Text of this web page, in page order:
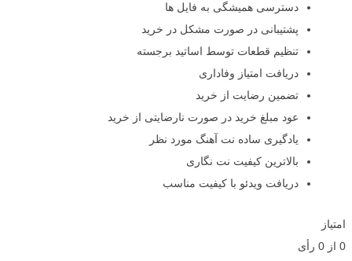
دسترسی همیشگی به فایل ها
پشتیبانی در صورت مشکل در خرید
تنظیم قطعات توسط اساتید برجسته
دریافت امتیاز وفاداری
تضمین رضایت از خرید
عود مبلغ خرید در صورت نارضایتی از خرید
یادگیری ساده نت آهنگ مورد نظر
بالاترین کیفیت نت نگاری
دریافت ویدئو با کیفیت مناسب
امتیاز
0 از 0 رأی